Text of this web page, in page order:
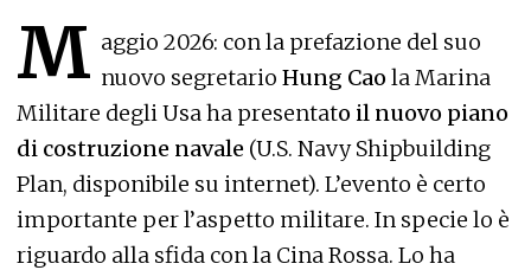
M aggio 2026: con la prefazione del suo
nuovo segretario Hung Cao la Marina
Militare degli Usa ha presentato il nuovo piano
di costruzione navale (U.S. Navy Shipbuilding
Plan, disponibile su internet). L’evento è certo
importante per l’aspetto militare. In specie lo è
riguardo alla sfida con la Cina Rossa. Lo ha